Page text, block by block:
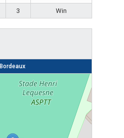
3 Win
Bordeaux